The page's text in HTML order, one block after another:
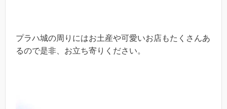
プラハ城の周りにはお土産や可愛いお店もたくさんあ
るので是非、お立ち寄りください。